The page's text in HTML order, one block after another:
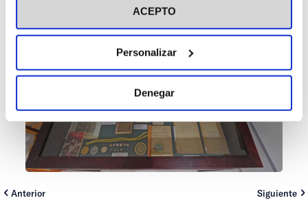
ACEPTO
Personalizar
Denegar
Anterior Siguiente